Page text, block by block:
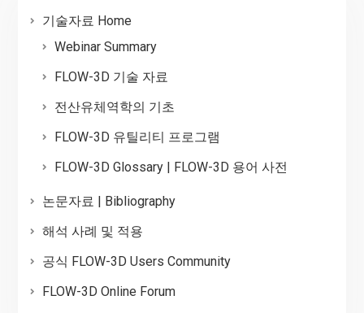
기술자료 Home
Webinar Summary
FLOW-3D 기술 자료
전산유체역학의 기초
FLOW-3D 유틸리티 프로그램
FLOW-3D Glossary | FLOW-3D 용어 사전
논문자료 | Bibliography
해석 사례 및 적용
공식 FLOW-3D Users Community
FLOW-3D Online Forum